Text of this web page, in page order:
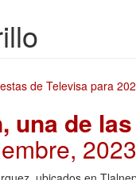
una de